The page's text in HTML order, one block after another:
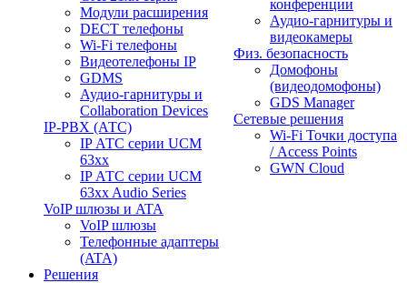
Модули расширения
DECT телефоны
Wi-Fi телефоны
Видеотелефоны IP
GDMS
Аудио-гарнитуры и
Collaboration Devices
IP-PBX (АТС)
IP АТС серии UCM
63xx
IP АТС серии UCM
63xx Audio Series
VoIP шлюзы и ATA
VoIP шлюзы
Телефонные адаптеры
(ATA)
конференции
Аудио-гарнитуры и
видеокамеры
Физ. безопасность
Домофоны
(видеодомофоны)
GDS Manager
Сетевые решения
Wi-Fi Точки доступа
/ Access Points
GWN Cloud
Решения